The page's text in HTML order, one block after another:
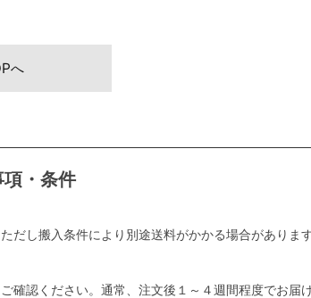
へ
・条件
だし搬入条件により別途送料がかかる場合がありま
確認ください。通常、注文後１～４週間程度でお届